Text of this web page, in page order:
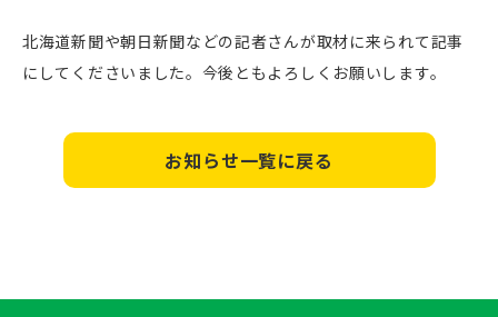
北海道新聞や朝日新聞などの記者さんが取材に来られて記事
にしてくださいました。今後ともよろしくお願いします。
お知らせ一覧に戻る